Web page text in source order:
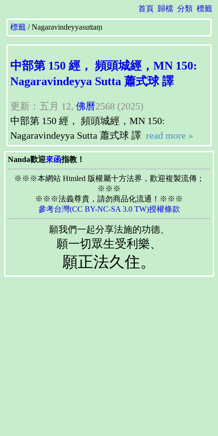
首頁 歸檔 分類 標籤
標籤 Nagaravindeyyasuttaṃ
中部第 150 經， 頻頭城經，MN 150:
Nagaravindeyya Sutta 蕭式球 譯
更新：五月 12, 佛曆2568 (2025)
中部第 150 經， 頻頭城經，MN 150:
Nagaravindeyya Sutta 蕭式球 譯 read more »
Nanda歡迎來函指教！
※※※本網站 Htmled 版權屬十方法界，歡迎複製流傳；
※※※
※※※法義尊貴，請勿商品化流通！※※※
參考台灣(CC BY-NC-SA 3.0 TW)授權條款
願我們一起分享法施的功德、
願一切眾生受利樂、
願正法久住。